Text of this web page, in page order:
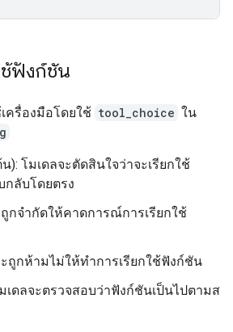
ช้ฟังก์ชัน
ครื่องมือโดยใช้ tool_choice ใน
): โมเดลจะตัดสินใจว่าจะเรียกใช้
ลับโดยตรง
ถูกจำกัดให้คาดการณ์การเรียกใช้
ะถูกห้ามไม่ให้ทำการเรียกใช้ฟังก์ชัน
เดลจะตรวจสอบว่าฟังก์ชันเป็นไปตามส